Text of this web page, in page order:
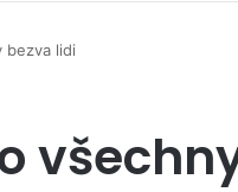
bezva lidi